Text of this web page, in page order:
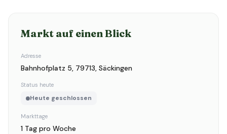
Markt auf einen Blick
Adresse
Bahnhofplatz 5, 79713, Säckingen
Status heute
Heute geschlossen
Markttage
1 Tag pro Woche